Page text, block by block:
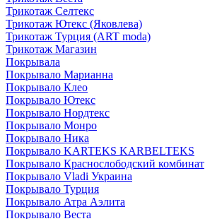
Трикотаж Селтекс
Трикотаж Ютекс (Яковлева)
Трикотаж Турция (ART moda)
Трикотаж Магазин
Покрывала
Покрывало Марианна
Покрывало Клео
Покрывало Ютекс
Покрывало Нордтекс
Покрывало Монро
Покрывало Ника
Покрывало KARTEKS KARBELTEKS
Покрывало Краснослободский комбинат
Покрывало Vladi Украина
Покрывало Турция
Покрывало Атра Аэлита
Покрывало Веста